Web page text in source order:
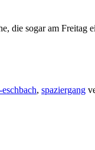
sogar am
, spaziergang